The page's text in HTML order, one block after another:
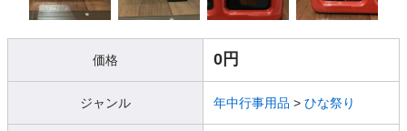
価格 0円
ジャンル 年中行事用品 > ひな祭り